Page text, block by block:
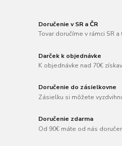
Doručenie v SR a ČR
Tovar doručíme v rámci SR a
Darček k objednávke
K objednávke nad 70€
Doručenie do zásielkovne
Zásielku si môžete
Doručenie zdarma
Od 90€ máte od nás